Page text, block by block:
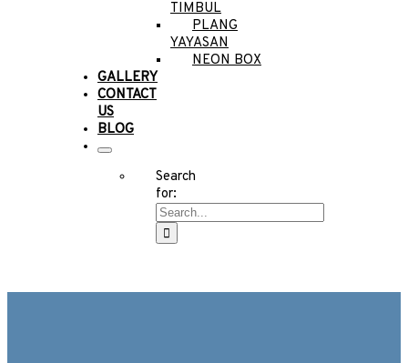
TIMBUL
PLANG
YAYASAN
NEON BOX
GALLERY
CONTACT
US
BLOG
Search
for: